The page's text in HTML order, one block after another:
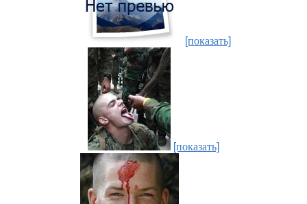
[показать]
[показать]